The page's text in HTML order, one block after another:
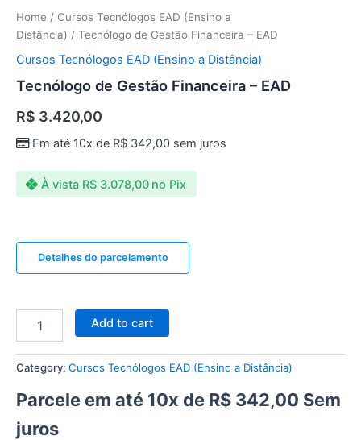
Home / Cursos Tecnólogos EAD (Ensino a
Distância) / Tecnólogo de Gestão Financeira – EAD
Cursos Tecnólogos EAD (Ensino a Distância)
Tecnólogo de Gestão Financeira – EAD
R$ 3.420,00
Em até 10x de R$342,00sem juros
À vista R$3.078,00 no Pix
Detalhes do parcelamento
Add to cart
Category: Cursos Tecnólogos EAD (Ensino a Distância)
Parcele em até 10x de R$ 342,00 Sem
juros